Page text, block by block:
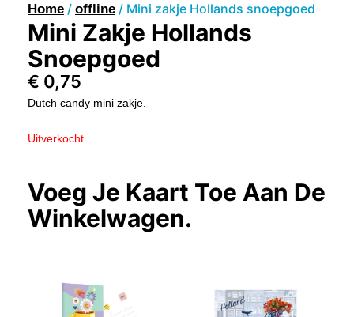
Home / offline / Mini zakje Hollands snoepgoed
Mini Zakje Hollands
Snoepgoed
€ 0,75
Dutch candy mini zakje.
Uitverkocht
Voeg Je Kaart Toe Aan De
Winkelwagen.